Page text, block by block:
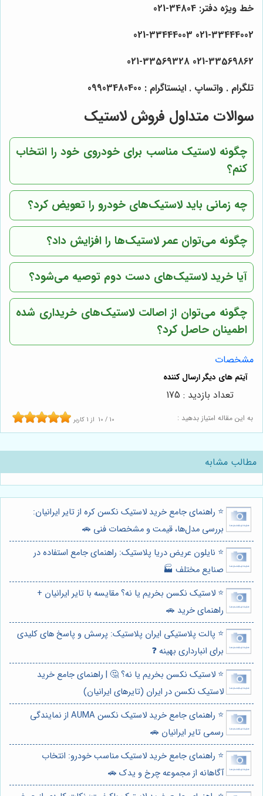
خط ویژه دفتر: 34804-021
021-33444002 021-33444003
021-33569862 021-33569328
تلگرام . واتساپ . اینستاگرام : 09903480400
سوالات متداول فروش لاستیک
چگونه لاستیک مناسب برای خودروی خود را انتخاب
کنم؟
چه زمانی باید لاستیک‌های خودرو را تعویض کرد؟
چگونه می‌توان عمر لاستیک‌ها را افزایش داد؟
آیا خرید لاستیک‌های دست دوم توصیه می‌شود؟
چگونه می‌توان از اصالت لاستیک‌های خریداری شده
اطمینان حاصل کرد؟
مشخصات
به این مقاله امتیاز بدهید : 10 / 10 از 1 کاربر
تعداد بازدید : 175
مطالب مشابه
⭐️ راهنمای جامع خرید لاستیک نکسن کره از تایر ایرانیان:
بررسی مدل‌ها، قیمت و مشخصات فنی 🚗
⭐️ نایلون عریض دریا پلاستیک: راهنمای جامع استفاده در
صنایع مختلف 🏭
⭐️ لاستیک نکسن بخریم یا نه؟ مقایسه با تایر ایرانیان +
راهنمای خرید 🚗
⭐️ پالت پلاستیکی ایران پلاستیک: پرسش و پاسخ های کلیدی
برای انبارداری بهینه ❓
⭐️ لاستیک نکسن بخریم یا نه؟ 🤔 | راهنمای جامع خرید
لاستیک نکسن در ایران (تایرهای ایرانیان)
⭐️ راهنمای جامع خرید لاستیک نکسن AUMA از نمایندگی
رسمی تایر ایرانیان 🚗
⭐️ راهنمای جامع خرید لاستیک مناسب خودرو: انتخاب
آگاهانه از مجموعه چرخ و یدک 🚗